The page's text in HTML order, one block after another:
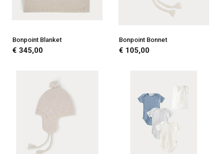
Bonpoint Blanket
€ 345,00
Bonpoint Bonnet
€ 105,00